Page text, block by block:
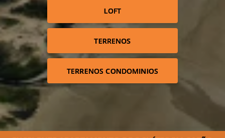
LOFT
TERRENOS
TERRENOS CONDOMINIOS